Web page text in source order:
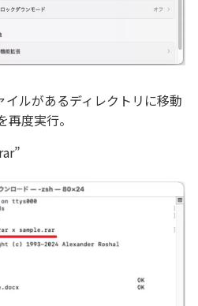
イルがあるディレクトリに移動
度実行。